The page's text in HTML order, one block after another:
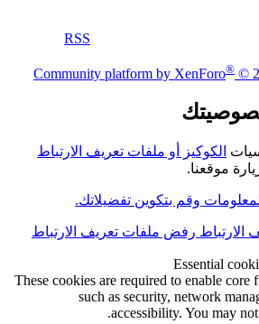
RSS
Community platform by XenForo® ©
الكوكيز أو ملفات تعريف الارتباط
موقعنا.
وقم بتكوين تفضيلاتك.
الارتباط رفض ملفات تعريف الارتباط
Essential
These cookies are required to enable core
such as security, network
accessibility. You may not